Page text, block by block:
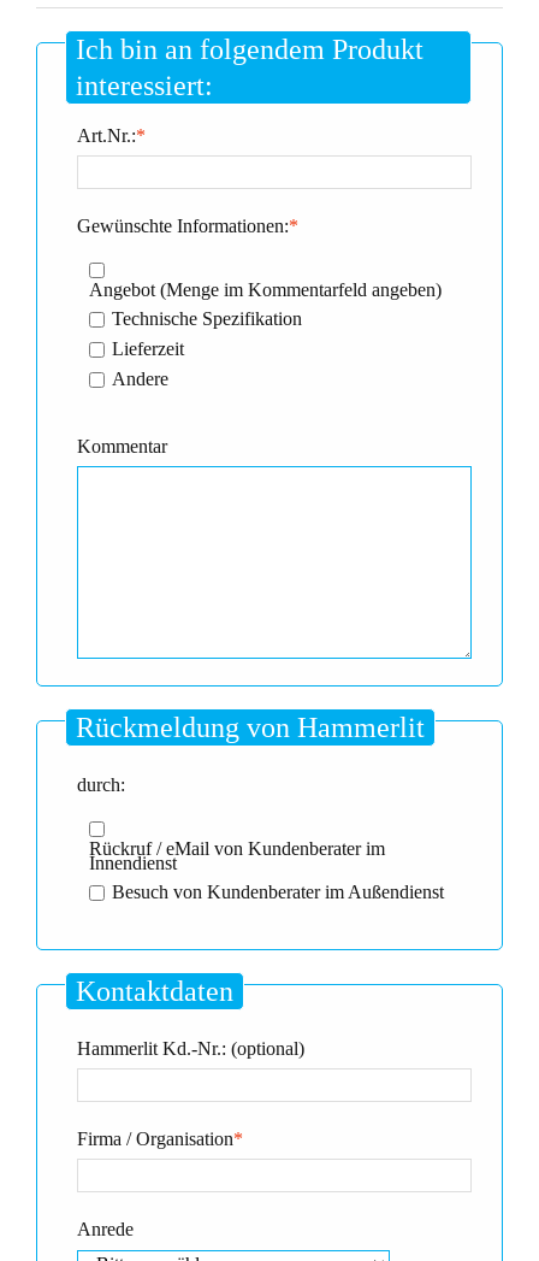
Ich bin an folgendem Produkt
interessiert:
*
Art.Nr.:
*
Gewünschte Informationen:
Angebot (Menge im Kommentarfeld angeben)
Technische Spezifikation
Lieferzeit
Andere
Kommentar
Rückmeldung von Hammerlit
durch:
Rückruf / eMail von Kundenberater im
Innendienst
Besuch von Kundenberater im Außendienst
Kontaktdaten
Hammerlit Kd.-Nr.: (optional)
*
Firma / Organisation
Anrede